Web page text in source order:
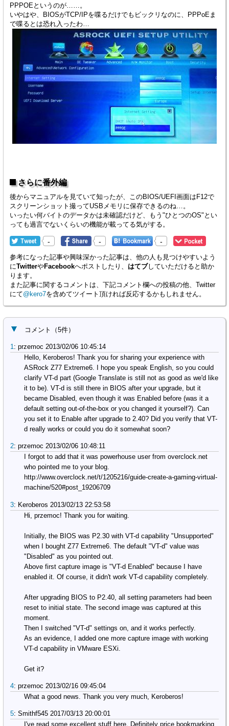
PPPOEというのが……。
いやはや、BIOSがTCP/IPを喋るだけでもビックリなのに、PPPoEま
で喋るとは恐れ入ったわ…
さらに番外編
後からマニュアルを見ていて知ったが、このBIOS/UEFI画面はF12で
スクリーンショット撮ってUSBメモリに保存できるのね…。
いったい何バイトのデータかは未確認だけど、もう"ひとつのOS"とい
っても過言でないくらいの機能が載ってる気がする。
- - -
参考になった記事や興味深かった記事は、他の人も見つけやすいよう
にTwitterやFacebookへポストしたり、 はてブしていただけると助か
ります。
また記事に関するコメントは、下記コメント欄への投稿の他、Twitter
にて@kero7を含めてツイート頂ければ反応するかもしれません。
コメント （5件）
1: przemoc 2013/02/06 10:45:14
Hello, Keroberos! Thank you for sharing your experience with
ASRock Z77 Extreme6. I hope you speak English, so you could
clarify VT-d part (Google Translate is still not as good as we'd like
it to be). VT-d is still there in BIOS after your upgrade, but it
became Disabled, even though it was Enabled before (was it a
default setting out-of-the-box or you changed it yourself?). Can
you set it to Enable after upgrade to 2.40? Did you verify that VT-
d really works or could you do it somewhat soon?
2: przemoc 2013/02/06 10:48:11
I forgot to add that it was powerhouse user from overclock.net
who pointed me to your blog.
http://www.overclock.net/t/1205216/guide-create-a-gaming-virtual-
machine/520#post_19206709
3: Keroberos 2013/02/13 22:53:58
Hi, przemoc! Thank you for waiting.
Initially, the BIOS was P2.30 with VT-d capability "Unsupported"
when I bought Z77 Extreme6. The default "VT-d" value was
"Disabled" as you pointed out.
Above first capture image is "VT-d Enabled" because I have
enabled it. Of course, it didn't work VT-d capability completely.
After upgrading BIOS to P2.40, all setting parameters had been
reset to initial state. The second image was captured at this
moment.
Then I switched "VT-d" settings on, and it works perfectly.
As an evidence, I added one more capture image with working
VT-d capability in VMware ESXi.
Get it?
4: przemoc 2013/02/16 09:45:04
What a good news. Thank you very much, Keroberos!
5: Smithf545 2017/03/13 20:00:01
I've read some excellent stuff here. Definitely price bookmarking